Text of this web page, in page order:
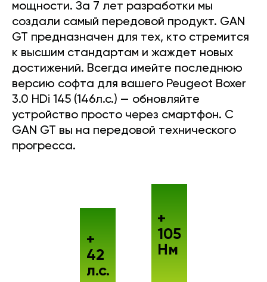
мощности. За 7 лет разработки мы
создали самый передовой продукт. GAN
GT предназначен для тех, кто стремится
к высшим стандартам и жаждет новых
достижений. Всегда имейте последнюю
версию софта для вашего Peugeot Boxer
3.0 HDi 145 (146л.с.) — обновляйте
устройство просто через смартфон. С
GAN GT вы на передовой технического
прогресса.
+
42
л.с.
+
105
Нм